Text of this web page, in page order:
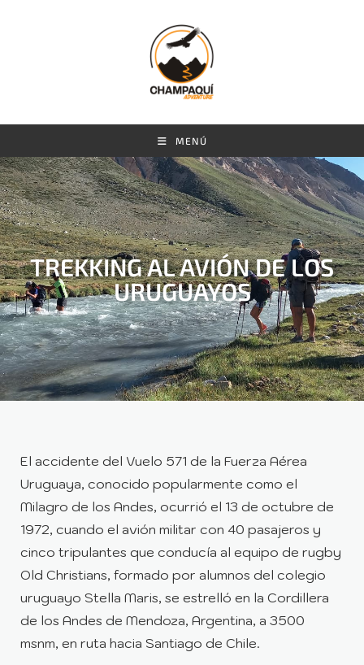
MENÚ
TREKKING AL AVIÓN DE LOS
URUGUAYOS
El accidente del Vuelo 571 de la Fuerza Aérea
Uruguaya, conocido popularmente como el
Milagro de los Andes, ocurrió el 13 de octubre de
1972, cuando el avión militar con 40 pasajeros y
cinco tripulantes que conducía al equipo de rugby
Old Christians, formado por alumnos del colegio
uruguayo Stella Maris, se estrelló en la Cordillera
de los Andes de Mendoza, Argentina, a 3500
msnm, en ruta hacia Santiago de Chile.